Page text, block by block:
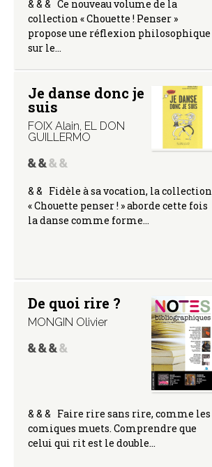
& & & Ce nouveau volume de la
collection « Chouette ! Penser »
propose une réflexion philosophique
sur le…
Je danse donc je
suis
FOIX Alain, EL DON
GUILLERMO
& & Fidèle à sa vocation, la collection
« Chouette penser ! » aborde cette fois
la danse comme forme…
De quoi rire ?
MONGIN Olivier
& & & Faire rire sans rire, comme les
comiques muets. Comprendre que
celui qui rit est le double…